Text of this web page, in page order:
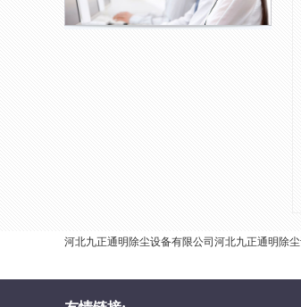
河北九正通明除尘设备有限公司河北九正通明除